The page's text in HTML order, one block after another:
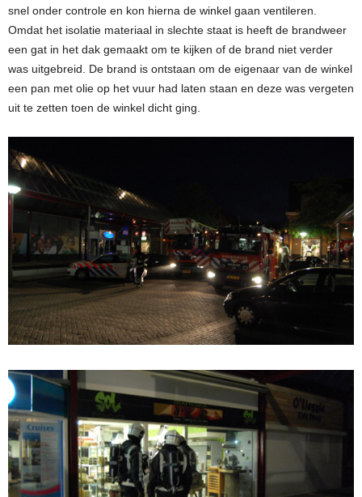
snel onder controle en kon hierna de winkel gaan ventileren.
Omdat het isolatie materiaal in slechte staat is heeft de brandweer
een gat in het dak gemaakt om te kijken of de brand niet verder
was uitgebreid. De brand is ontstaan om de eigenaar van de winkel
een pan met olie op het vuur had laten staan en deze was vergeten
uit te zetten toen de winkel dicht ging.